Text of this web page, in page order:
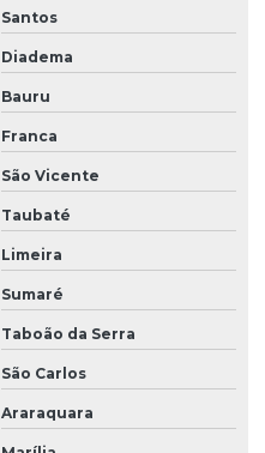
Santos
Diadema
Bauru
Franca
São Vicente
Taubaté
Limeira
Sumaré
Taboão da Serra
São Carlos
Araraquara